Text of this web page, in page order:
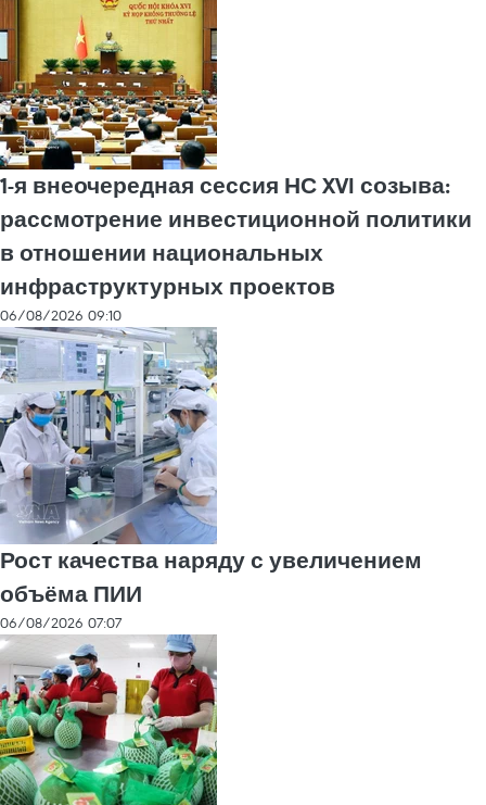
1-я внеочередная сессия НС XVI созыва:
рассмотрение инвестиционной политики
в отношении национальных
инфраструктурных проектов
06/08/2026 09:10
Рост качества наряду с увеличением
объёма ПИИ
06/08/2026 07:07